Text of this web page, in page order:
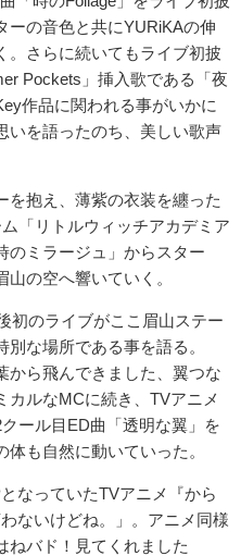
ーの音色と共にYURiKAの伸
。さらに続いてもライブ初披
Pockets」挿入歌である「夜
作品に関われる事がいかに
いを語ったのち、美しい歌声
抱え、薄紫の衣装を纏った
「リトルウィッチアカデミア
のミラージュ」からスター
の空へ響いていく。
のライブがここ眉山ステー
な場所である事を語る。
から飛んできました、翼つな
カルなMCに続き、TVアニメ
ール目ED曲「透明な翼」を
も自然に動いていった。
なっていたTVアニメ『から
ないけどね。」。アニメ同様
ねバド！見てくれました